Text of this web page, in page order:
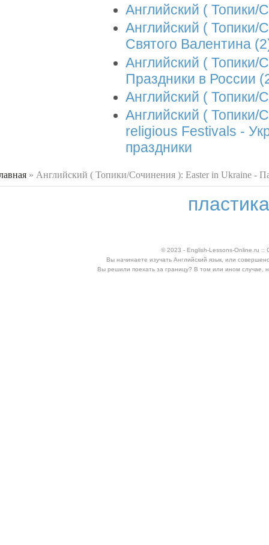
Английский (
Английский ( Топики/
Святого Валентина
Английский (
Праздники в России
Английский (
Английский (
religious Festivals -
праздники
» Английский ( Топики/Сочинения ): Easter in Ukraine -
© 2023 - English-Lessons-Online.ru ::
Вы начинаете изучать Английский язык, или
Вы решили поехать за границу? В том или ином случае,